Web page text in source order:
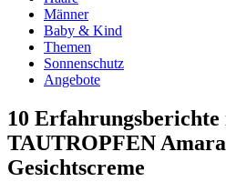
Männer
Baby & Kind
Themen
Sonnenschutz
Angebote
10
TAUTROPFEN
Gesichtscreme